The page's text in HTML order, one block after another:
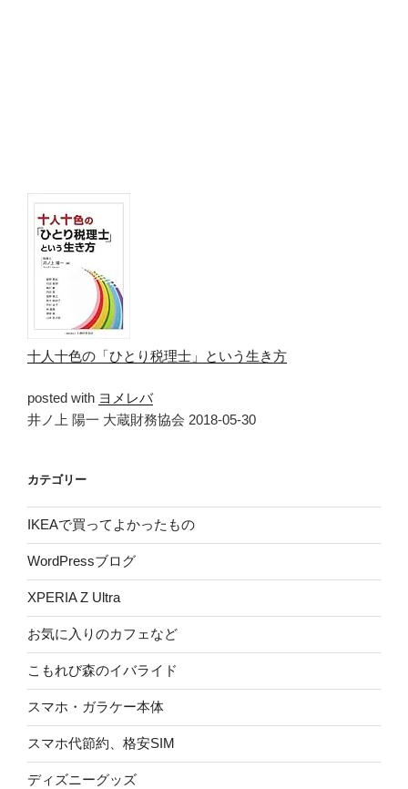
十人十色の「ひとり税理士」という生き方
posted with ヨメレバ
井ノ上 陽一 大蔵財務協会 2018-05-30
カテゴリー
IKEAで買ってよかったもの
WordPressブログ
XPERIA Z Ultra
お気に入りのカフェなど
こもれび森のイバライド
スマホ・ガラケー本体
スマホ代節約、格安SIM
ディズニーグッズ